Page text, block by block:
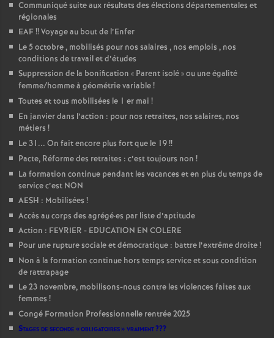
Communiqué suite aux résultats des élections départementales et
régionales
EAF!! Voyage au bout de l’Enfer
Le 5 octobre , mobilisés pour nos salaires , nos emplois , nos
conditions de travail et d’études
Suppression de la bonification « Parent isolé» ou une égalité
femme/homme à géométrie variable!
Toutes et tous mobilisées le 1 er mai !
En janvier dans l’action : pour nos retraites, nos salaires, nos
métiers !
Le 31... On fait encore plus fort que le 19!!
Pacte, Réforme des retraites : c’est toujours non !
La formation continue pendant les vacances et en plus du temps de
service c’est NON
AESH : Mobilisées !
Accès au corps des agrégé·es par liste d’aptitude
Action : FEVRIER - EDUCATION EN COLERE
Pour une rupture sociale et démocratique : battre l’extrême droite!
Non à la formation continue hors temps service et sous condition
de rattrapage
Le 23 novembre, mobilisons-nous contre les violences faites aux
femmes !
Congé Formation Professionnelle rentrée 2025
Stages de seconde «obligatoires» vraiment???